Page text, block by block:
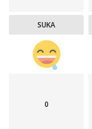
SUKA
0